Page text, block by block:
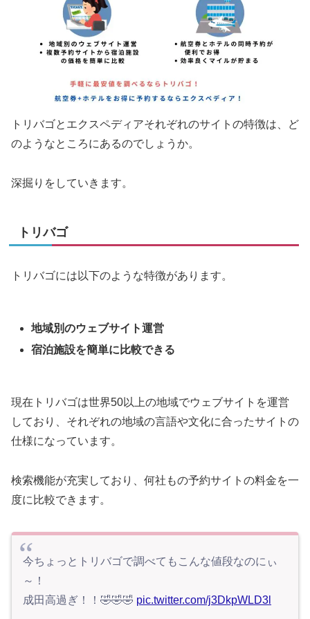
トリバゴとエクスペディアそれぞれのサイトの特徴は、ど
のようなところにあるのでしょうか。
深掘りをしていきます。
トリバゴ
トリバゴには以下のような特徴があります。
地域別のウェブサイト運営
宿泊施設を簡単に比較できる
現在トリバゴは世界50以上の地域でウェブサイトを運営
しており、それぞれの地域の言語や文化に合ったサイトの
仕様になっています。
検索機能が充実しており、何社もの予約サイトの料金を一
度に比較できます。
今ちょっとトリバゴで調べてもこんな値段なのにぃ
～！
成田高過ぎ！！🤣🤣🤣 pic.twitter.com/j3DkpWLD3l